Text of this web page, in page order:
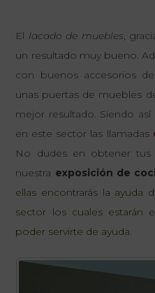
El lacado de muebles,
un resultado muy bueno.
con buenos accesorios
unas puertas de muebles
mejor resultado. Siendo
en este sector las llamadas
No dudes en obtener tus
nuestra exposición de
ellas encontrarás la ayuda
sector los cuales estarán
poder servirte de ayuda.